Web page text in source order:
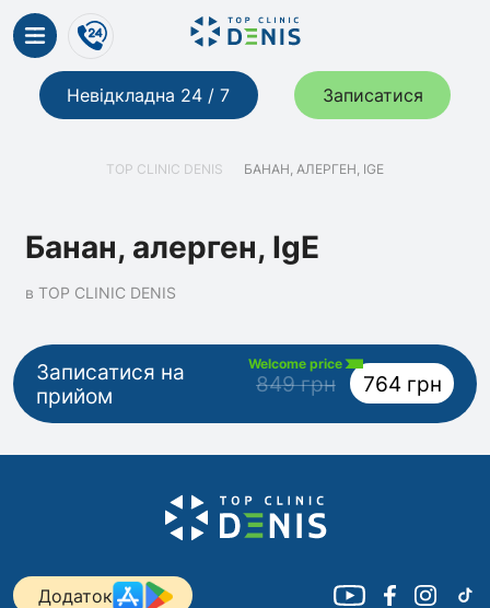
Невідкладна 24 / 7 Записатися
TOP CLINIC DENIS БАНАН, АЛЕРГЕН, IGE
Банан, алерген, IgE
в TOP CLINIC DENIS
Записатися на
прийом
Welcome price
849 грн 764 грн
Додаток